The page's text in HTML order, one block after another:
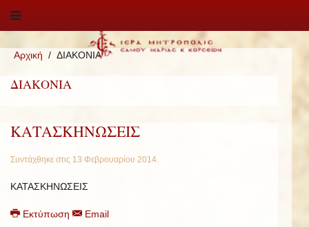
Αρχική ΔΙΑΚΟΝΙΑ
ΔΙΑΚΟΝΙΑ
ΚΑΤΑΣΚΗΝΩΣΕΙΣ
Συντάχθηκε στις 13 Φεβρουαρίου 2014.
ΚΑΤΑΣΚΗΝΩΣΕΙΣ
Εκτύπωση Email